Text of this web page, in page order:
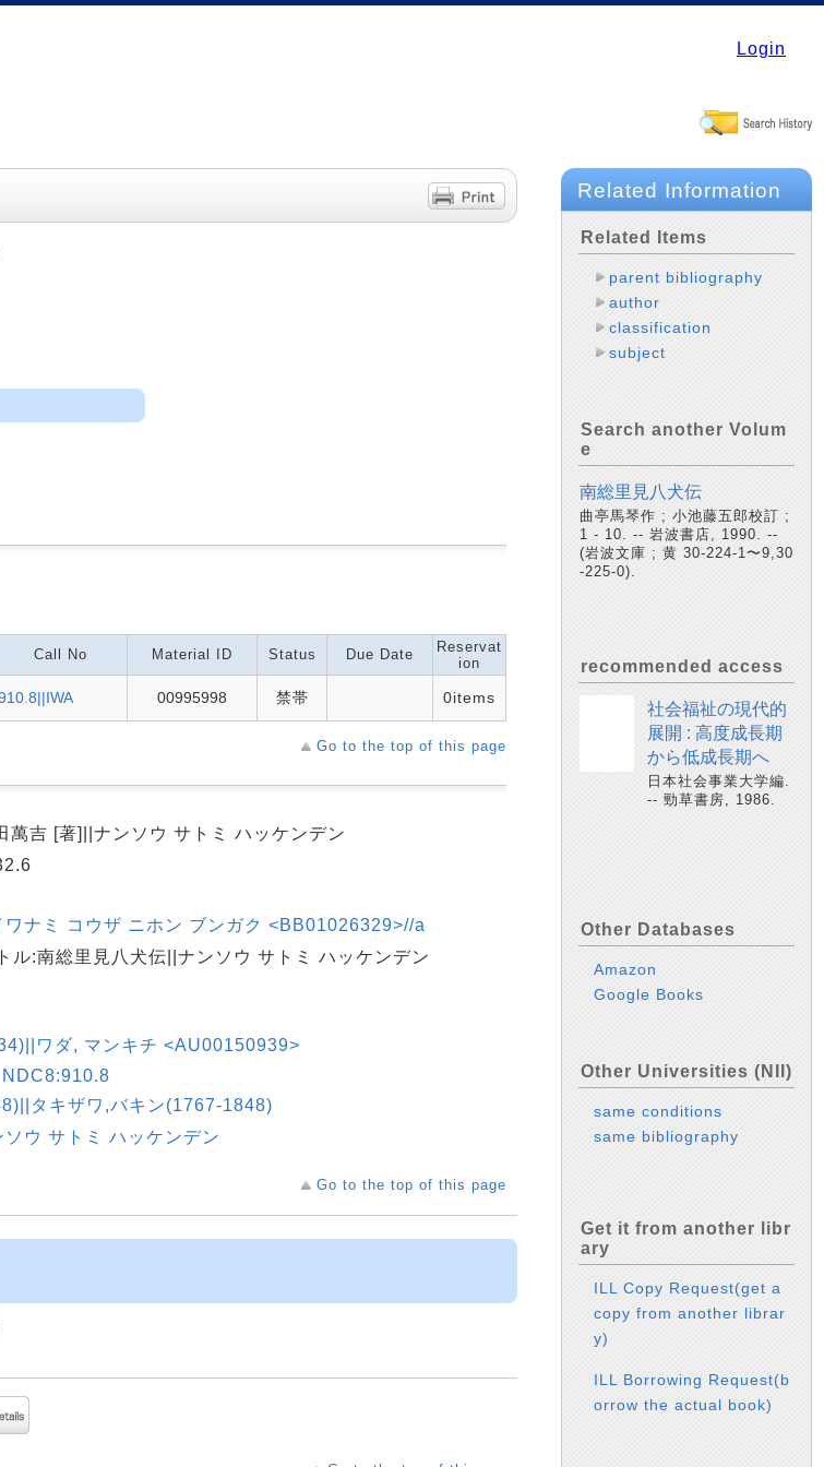
Login
Call No Material ID Status Due Date
Reservat
ion
00995998 禁帯 0items
Go to the top of this page
萬吉 [著]||ナンソウ サトミ ハッケンデン
ナミ コウザ ニホン ブンガク <BB01026329>//a
ル:南総里見八犬伝||ナンソウ サトミ ハッケンデン
ワダ, マンキチ <AU00150939>
タキザワ,バキン(1767-1848)
ウ サトミ ハッケンデン
Go to the top of this page
Related Information
Related Items
parent bibliography
author
classification
subject
Search another Volum
e
南総里見八犬伝
曲亭馬琴作 ; 小池藤五郎校訂 ;
1 - 10. -- 岩波書店, 1990. --
(岩波文庫 ; 黄 30-224-1〜9,30
-225-0).
recommended access
社会福祉の現代的
展開 : 高度成長期
から低成長期へ
日本社会事業大学編.
-- 勁草書房, 1986.
Other Databases
Amazon
Google Books
Other Universities (NII)
same conditions
same bibliography
Get it from another libr
ary
ILL Copy Request(get a
copy from another librar
y)
ILL Borrowing Request(b
orrow the actual book)